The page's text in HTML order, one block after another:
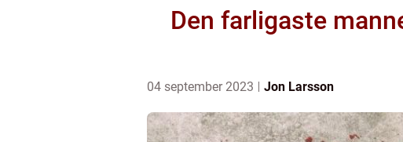
Den farligaste
04 september 2023 Jon Larsson